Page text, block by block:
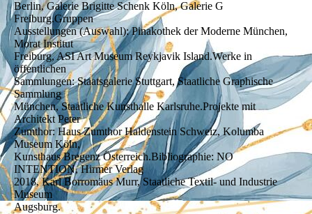
Berlin, Galerie Brigitte Schenk Köln, Galerie G
Freiburg.Gruppen
Ausstellungen (Auswahl): Pinakothek der Moderne München,
Morat Institut
Freiburg, ASI Art Museum Reykjavik Island.Werke in
öffentlichen
Sammlungen: Staatsgalerie Stuttgart, Staatliche Graphische
Sammlung
München, Staatliche Kunsthalle Karlsruhe.Projekte mit
Architekt Peter
Zumthor: Haus Zumthor Haldenstein Schweiz, Kolumba
Museum Köln,
Kunsthaus Bregenz Österreich.Bibliographie: NO
INTENTION, Hirmer Verlag
2018, Karl Borromäus Murr, Staatliche Textil- und Industrie
Museum
Augsburg.